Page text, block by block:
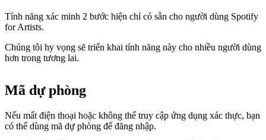
Tính năng xác minh 2 bước hiện chỉ có sẵn cho người dùng Spotify
for Artists.
Chúng tôi hy vọng sẽ triển khai tính năng này cho nhiều người dùng
hơn trong tương lai.
Mã dự phòng
Nếu mất điện thoại hoặc không thể truy cập ứng dụng xác thực, bạn
có thể dùng mã dự phòng để đăng nhập.